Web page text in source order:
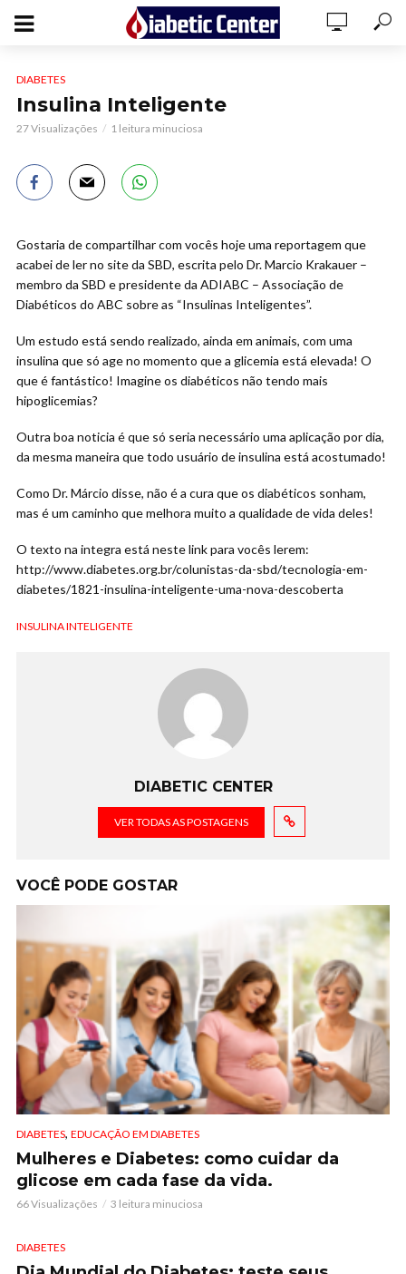
DIABETES
Insulina Inteligente
27 Visualizações 1 leitura minuciosa
Gostaria de compartilhar com vocês hoje uma reportagem que
acabei de ler no site da SBD, escrita pelo Dr. Marcio Krakauer –
membro da SBD e presidente da ADIABC – Associação de
Diabéticos do ABC sobre as “Insulinas Inteligentes”.
Um estudo está sendo realizado, ainda em animais, com uma
insulina que só age no momento que a glicemia está elevada! O
que é fantástico! Imagine os diabéticos não tendo mais
hipoglicemias?
Outra boa noticia é que só seria necessário uma aplicação por dia,
da mesma maneira que todo usuário de insulina está acostumado!
Como Dr. Márcio disse, não é a cura que os diabéticos sonham,
mas é um caminho que melhora muito a qualidade de vida deles!
O texto na integra está neste link para vocês lerem:
http://www.diabetes.org.br/colunistas-da-sbd/tecnologia-em-
diabetes/1821-insulina-inteligente-uma-nova-descoberta
INSULINA INTELIGENTE
DIABETIC CENTER
VER TODAS AS POSTAGENS
VOCÊ PODE GOSTAR
DIABETES, EDUCAÇÃO EM DIABETES
Mulheres e Diabetes: como cuidar da
glicose em cada fase da vida.
66 Visualizações 3 leitura minuciosa
DIABETES